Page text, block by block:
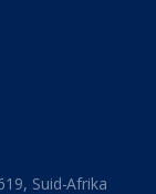
Suid-Afrika